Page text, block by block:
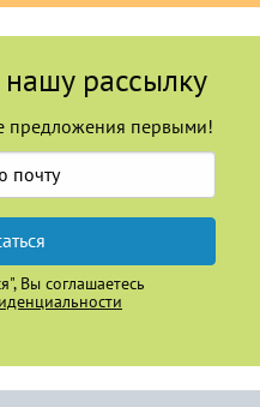
рассылку
предложения первыми!
Вы соглашаетесь